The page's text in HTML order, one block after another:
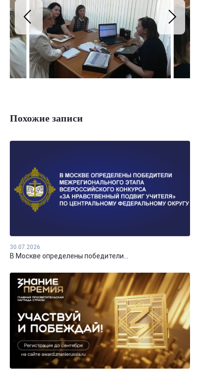
Похожие записи
30.07.2026
В Москве определены победители...